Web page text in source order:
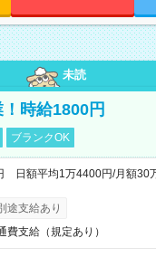
未読
時給1800円
ブランクOK
日額平均1万4400円/月額30
途支給あり
費支給（規定あり）